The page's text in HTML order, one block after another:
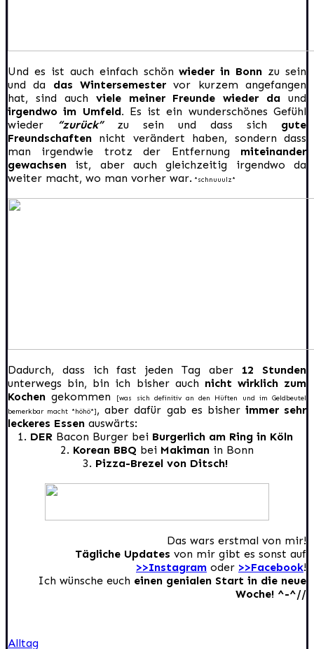
Und es ist auch einfach schönwieder in Bonn zu sein
und da das Wintersemester vor kurzem angefangen
hat, sind auch viele meiner Freunde wieder da und
irgendwo im Umfeld. Es ist ein wunderschönes Gefühl
wieder
“zurück” zu sein und dass sich gute
Freundschaften nicht verändert haben, sondern dass
man irgendwie trotz der Entfernung miteinander
gewachsen ist, aber auch gleichzeitig irgendwo da
weiter macht, wo man vorher war. *schnuuulz*
Dadurch, dass ich fast jeden Tag aber 12 Stunden
unterwegs bin, bin ich bisher auch nicht wirklich zum
Kochengekommen
[was sich definitiv an den Hüften und im Geldbeutel
bemerkbar macht *höhö*], aber dafür gab es bisher immer sehr
leckeres Essen auswärts:
1. DER Bacon Burger bei Burgerlich am Ring in Köln
2. Korean BBQ bei Makiman in Bonn
3. Pizza-Brezel von Ditsch!
Das wars erstmal von mir!
Tägliche Updates von mir gibt es sonst auf
>>Instagram oder >>Facebook!
Ich wünsche euch einen genialen Start in die neue
Woche! ^-^//
Alltag